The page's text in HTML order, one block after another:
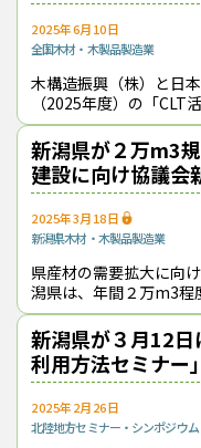
2025年6月10日
全国木材・木製品製造業
木構造振興（株）と日
（2025年度）の「
事業）の実施者を募集
建築などでモデルとな
新潟県が２万m3
建設に向け協議会
2025年3月18日
新潟県木材・木製品製造業
県産材の需要拡大に向
潟県は、年間２万m3程
産体制を構築するため
議会を来年度（2025年
新潟県が３月12日
利用方法セミナー
2025年2月26日
北陸地方セミナー・シンポジウム